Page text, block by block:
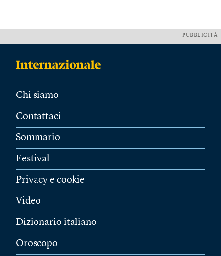
PUBBLICITÀ
Chi siamo
Contattaci
Sommario
Festival
Privacy e cookie
Video
Dizionario italiano
Oroscopo